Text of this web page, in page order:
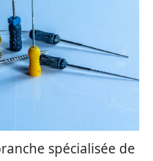
spécialisée de